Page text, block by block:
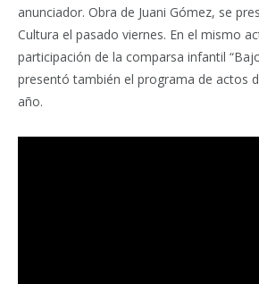
anunciador. Obra de Juani Gómez, se
Cultura el pasado viernes. En el mismo
participación de la comparsa infantil
presentó también el programa de actos
año.